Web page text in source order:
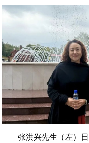
张洪兴先生（左）